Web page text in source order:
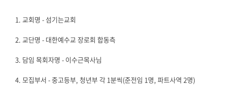
시
본
1. 교회명 - 섬기는교회
2. 교단명 - 대한예수교 장로회 합동측
3. 담임 목회자명 - 이수근목사님
4. 모집부서 - 중고등부, 청년부 각 1분씩(준전임 1명, 파트사역 2명)